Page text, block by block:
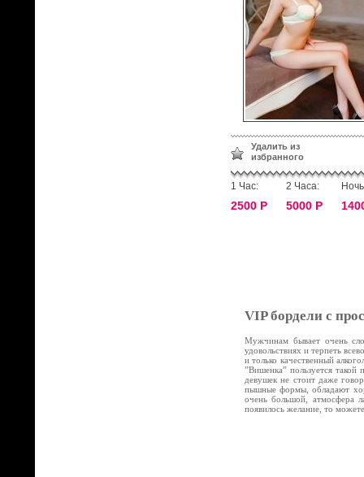
Удалить из
избранного
1 Час:
2500 Р
2 Часа:
5000 Р
VIP бордели с
Мужчинам бывает очень
удовольствиях и терпеть
и только качественный
”Вишенка” пользуется
девушек не стоит даже
пышные формы, обладают
очень большой, атмосфера
появилось желание, то